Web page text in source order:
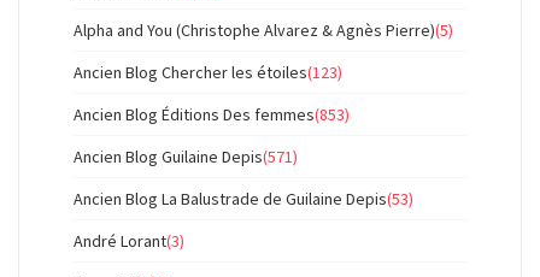
Alpha and You (Christophe Alvarez & Agnès Pierre)(5)
Ancien Blog Chercher les étoiles(123)
Ancien Blog Éditions Des femmes(853)
Ancien Blog Guilaine Depis(571)
Ancien Blog La Balustrade de Guilaine Depis(53)
André Lorant(3)